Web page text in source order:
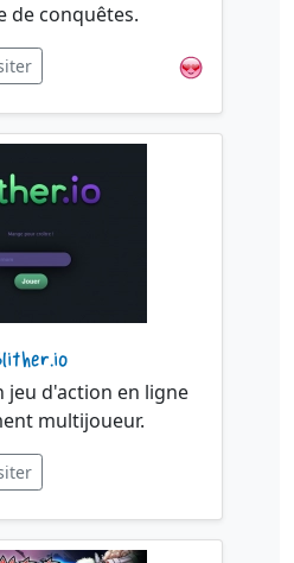
de conquêtes.
jeu d'action en ligne
multijoueur.